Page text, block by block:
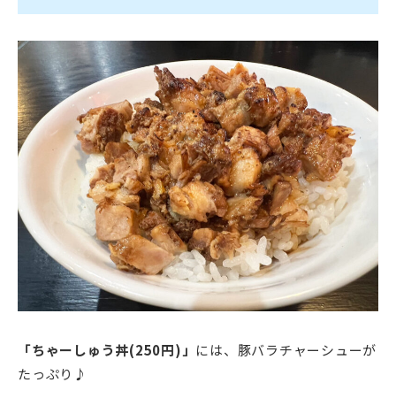
「ちゃーしゅう丼(250円)」 には、豚バラチャーシューが
たっぷり♪